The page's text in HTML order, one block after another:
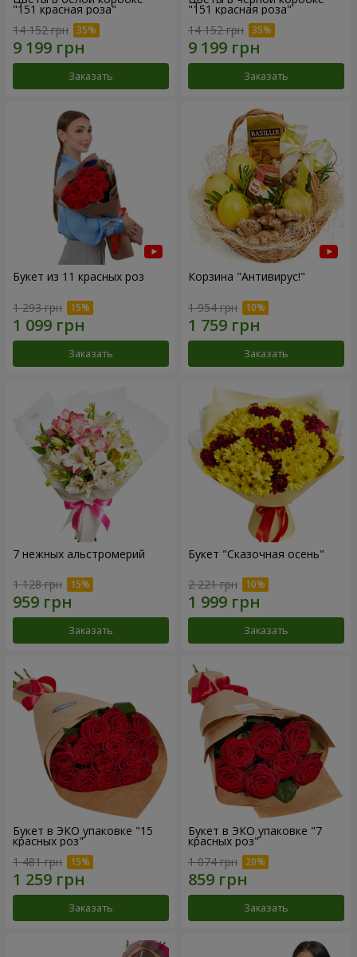
"151 красная роза"
14 152 грн
Заказать
"151 красная роза"
14 152 грн
Заказать
Букет из 11 красных роз
1 293 грн
Заказать
Корзина "Антивирус!"
1 954 грн
Заказать
7 нежных альстромерий
1 128 грн
Заказать
Букет "Сказочная осень"
2 221 грн
Заказать
Букет в ЭКО упаковке "15
красных роз"
1 481 грн
Заказать
Букет в ЭКО упаковке "7
красных роз"
1 074 грн
Заказать